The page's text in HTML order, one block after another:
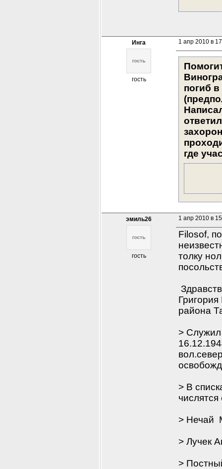
Инга
гость
1 апр 2010 в
погиб
где
эмиль26
гость
1 апр 2010 в
Filosof,
толку
района
> Служил
> В
> Нечай
> Лучек
>